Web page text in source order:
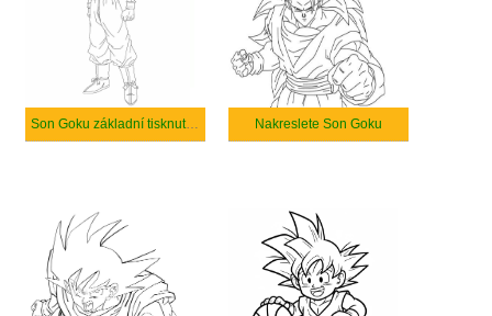
Son Goku základní tisknutelné Nakreslete Son Goku